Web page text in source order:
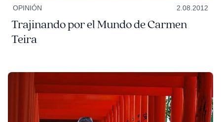
OPINIÓN 2.08.2012
Trajinando por el Mundo de Carmen
Teira